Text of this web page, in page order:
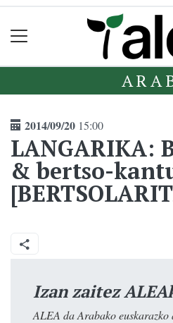
2014/09/20 15:00
LANGARIKA:
& bertso-
Izan zaitez
ALEA da Arabako